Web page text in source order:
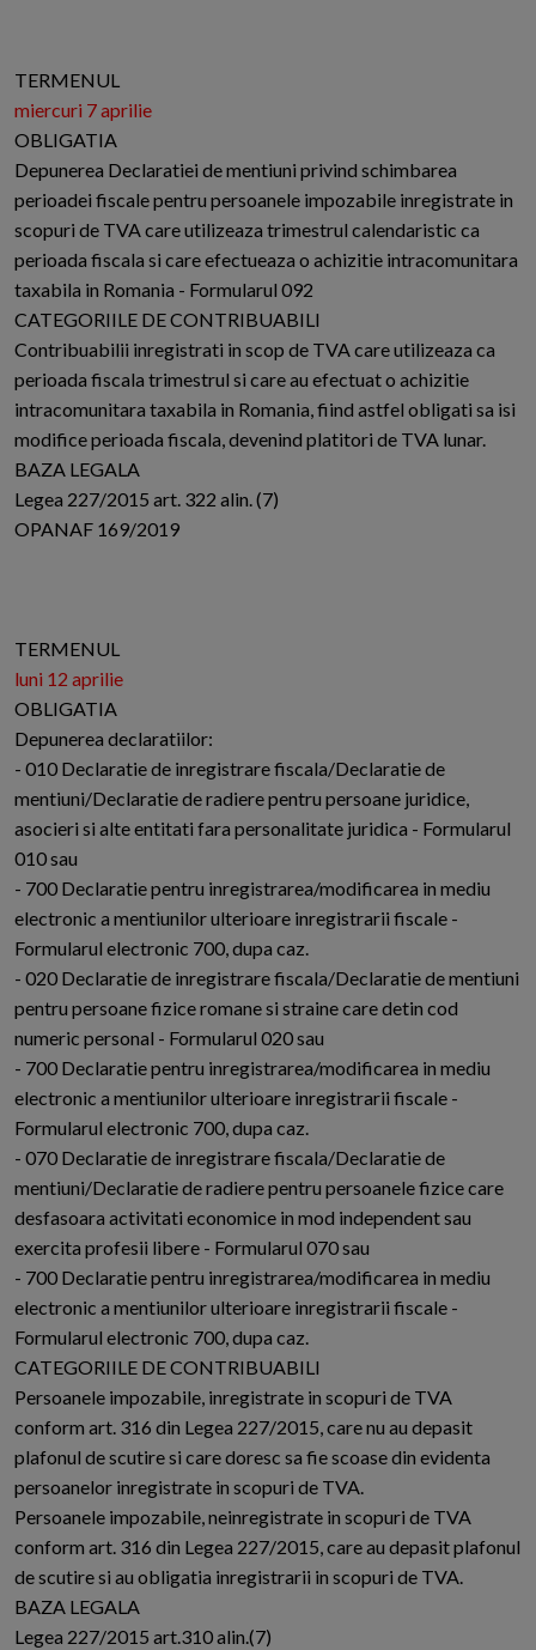
TERMENUL
miercuri 7 aprilie
OBLIGATIA
Depunerea Declaratiei de mentiuni privind schimbarea
perioadei fiscale pentru persoanele impozabile inregistrate in
scopuri de TVA care utilizeaza trimestrul calendaristic ca
perioada fiscala si care efectueaza o achizitie intracomunitara
taxabila in Romania - Formularul 092
CATEGORIILE DE CONTRIBUABILI
Contribuabilii inregistrati in scop de TVA care utilizeaza ca
perioada fiscala trimestrul si care au efectuat o achizitie
intracomunitara taxabila in Romania, fiind astfel obligati sa isi
modifice perioada fiscala, devenind platitori de TVA lunar.
BAZA LEGALA
Legea 227/2015 art. 322 alin. (7)
OPANAF 169/2019
TERMENUL
luni 12 aprilie
OBLIGATIA
Depunerea declaratiilor:
- 010 Declaratie de inregistrare fiscala/Declaratie de
mentiuni/Declaratie de radiere pentru persoane juridice,
asocieri si alte entitati fara personalitate juridica - Formularul
010 sau
- 700 Declaratie pentru inregistrarea/modificarea in mediu
electronic a mentiunilor ulterioare inregistrarii fiscale -
Formularul electronic 700, dupa caz.
- 020 Declaratie de inregistrare fiscala/Declaratie de mentiuni
pentru persoane fizice romane si straine care detin cod
numeric personal - Formularul 020 sau
- 700 Declaratie pentru inregistrarea/modificarea in mediu
electronic a mentiunilor ulterioare inregistrarii fiscale -
Formularul electronic 700, dupa caz.
- 070 Declaratie de inregistrare fiscala/Declaratie de
mentiuni/Declaratie de radiere pentru persoanele fizice care
desfasoara activitati economice in mod independent sau
exercita profesii libere - Formularul 070 sau
- 700 Declaratie pentru inregistrarea/modificarea in mediu
electronic a mentiunilor ulterioare inregistrarii fiscale -
Formularul electronic 700, dupa caz.
CATEGORIILE DE CONTRIBUABILI
Persoanele impozabile, inregistrate in scopuri de TVA
conform art. 316 din Legea 227/2015, care nu au depasit
plafonul de scutire si care doresc sa fie scoase din evidenta
persoanelor inregistrate in scopuri de TVA.
Persoanele impozabile, neinregistrate in scopuri de TVA
conform art. 316 din Legea 227/2015, care au depasit plafonul
de scutire si au obligatia inregistrarii in scopuri de TVA.
BAZA LEGALA
Legea 227/2015 art.310 alin.(7)